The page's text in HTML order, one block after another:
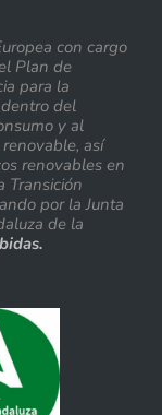
con cargo
Plan de
para la
del
y al
así
renovables en
Transición
por la Junta
de la